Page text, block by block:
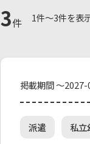
3件 1件～3件を表
掲載期間 ～
派遣 私立